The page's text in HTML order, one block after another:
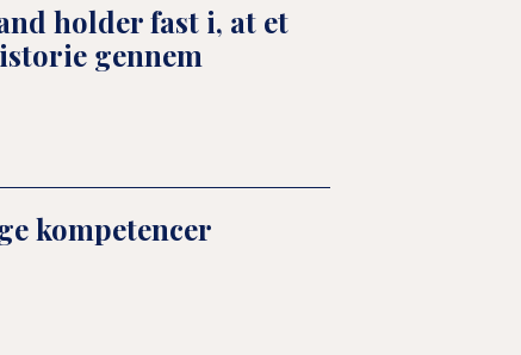
holder fast i, at et
gennem
kompetencer